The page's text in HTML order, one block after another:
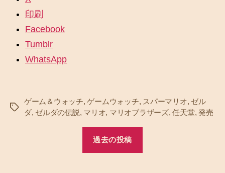
印刷
Facebook
Tumblr
WhatsApp
タ
ゲーム＆ウォッチ,ゲームウォッチ, スパーマリオ, ゼル
ダ, ゼルダの伝説, マリオ, マリオブラザーズ,任天堂,発売
過去の投稿